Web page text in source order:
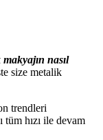
nasıl
size metalik
trendleri
hızı ile devam